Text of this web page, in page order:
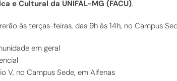
e Cultural da UNIFAL-MG (FACU).
às terças-feiras, das 9h às 14h, no Campus
em geral
V, no Campus Sede, em Alfenas